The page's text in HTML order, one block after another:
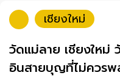
เชียงใหม่
วัดแม่ลาย เชียงใหม่
อินสายบุญที่ไม่ควรพ